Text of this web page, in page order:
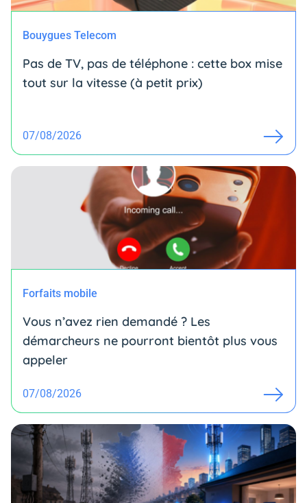
Bouygues Telecom
Pas de TV, pas de téléphone : cette box mise
tout sur la vitesse (à petit prix)
07/08/2026
Forfaits mobile
Vous n’avez rien demandé ? Les
démarcheurs ne pourront bientôt plus vous
appeler
07/08/2026